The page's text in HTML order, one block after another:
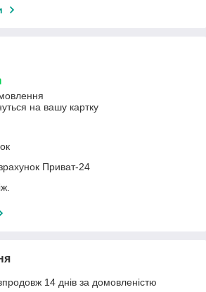
на вашу картку
Приват-24
14 днів за домовленістю